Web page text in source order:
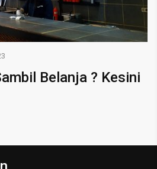
Belanja ? Kesini